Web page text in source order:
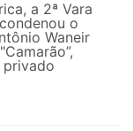
a 2ª Vara
o
Waneir
privado